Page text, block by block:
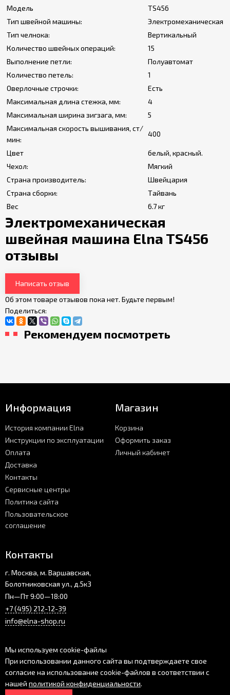
Модель
TS456
Тип швейной машины:
Электромеханическая
Тип челнока:
Вертикальный
Количество швейных операций:
15
Выполнение петли:
Полуавтомат
Количество петель:
1
Оверлочные строчки:
Есть
Максимальная длина стежка, мм:
4
Максимальная ширина зигзага, мм:
5
Максимальная скорость вышивания, ст/
мин:
400
Цвет
белый, красный.
Чехол:
Мягкий
Страна производитель:
Швейцария
Страна сборки:
Тайвань
Вес
6.7 кг
Электромеханическая
швейная машина Elna TS456
отзывы
Написать отзыв
Об этом товаре отзывов пока нет. Будьте первым!
Поделиться:
Рекомендуем посмотреть
Информация
История компании Elna
Инструкции по эксплуатации
Оплата
Доставка
Контакты
Сервисные центры
Политика сайта
Пользовательское
соглашение
Магазин
Корзина
Оформить заказ
Личный кабинет
Контакты
г. Москва, м. Варшавская,
Болотниковская ул., д.5к3
Пн—Пт 9:00—18:00
+7 (495) 212-12-39
info@elna-shop.ru
Мы используем cookie-файлы
При использовании данного сайта вы подтверждаете свое
согласие на использование cookie-файлов в соответствии с
нашей политикой конфиденциальности.